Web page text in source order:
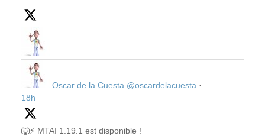
Oscar de la Cuesta @oscardelacuesta ·
18h
🐺⚡ MTAI 1.19.1 est disponible !